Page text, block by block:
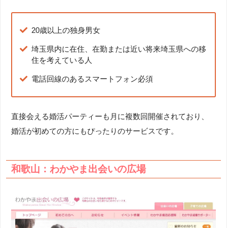
20歳以上の独身男女
埼玉県内に在住、在勤または近い将来埼玉県への移
住を考えている人
電話回線のあるスマートフォン必須
直接会える婚活パーティーも月に複数回開催されており、
婚活が初めての方にもぴったりのサービスです。
和歌山：わかやま出会いの広場